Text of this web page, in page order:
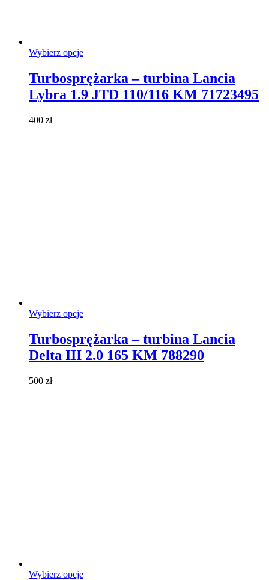
Wybierz opcjeTen
wiele
wariantów.
Turbosprężarka – turbina Lancia
Lybra 1.9 JTD 110/116 KM 71723495
400 zł
Wybierz opcjeTen
wiele
wariantów.
Turbosprężarka – turbina Lancia
Delta III 2.0 165 KM 788290
500 zł
Wybierz opcjeTen